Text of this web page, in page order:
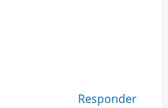
Responder